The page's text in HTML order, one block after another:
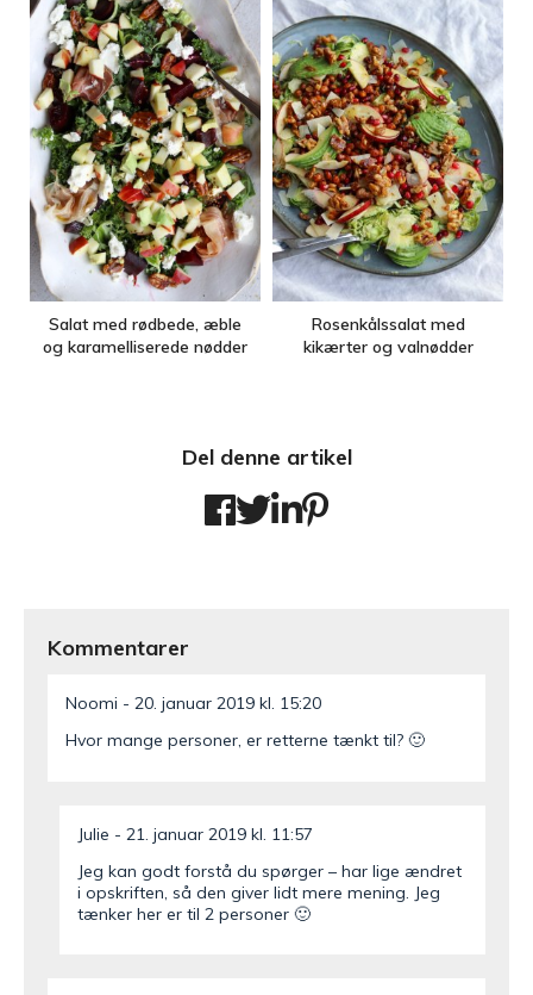
Salat med rødbede, æble
og karamelliserede nødder
Rosenkålssalat med
kikærter og valnødder
Del denne artikel
Kommentarer
Noomi
20. januar 2019 kl. 15:20
Hvor mange personer, er retterne tænkt til? 🙂
Julie
21. januar 2019 kl. 11:57
Jeg kan godt forstå du spørger – har lige ændret
i opskriften, så den giver lidt mere mening. Jeg
tænker her er til 2 personer 🙂